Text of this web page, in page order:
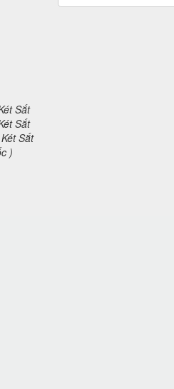
Sắt
Sắt
Sắt
)